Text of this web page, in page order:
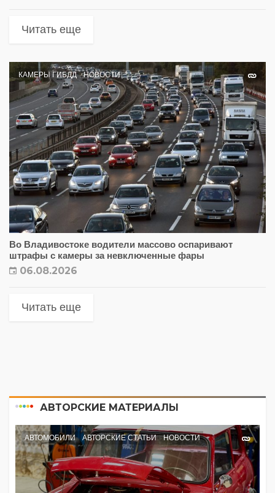
Читать еще
КАМЕРЫ ГИБДД НОВОСТИ
Во Владивостоке водители массово оспаривают
штрафы с камеры за невключенные фары
06.08.2026
Читать еще
АВТОРСКИЕ МАТЕРИАЛЫ
АВТОМОБИЛИ АВТОРСКИЕ СТАТЬИ НОВОСТИ